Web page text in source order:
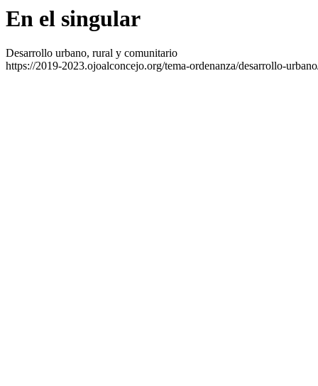
En el singular
Desarrollo urbano, rural y comunitario
https://2019-2023.ojoalconcejo.org/tema-ordenanza/desarrollo-